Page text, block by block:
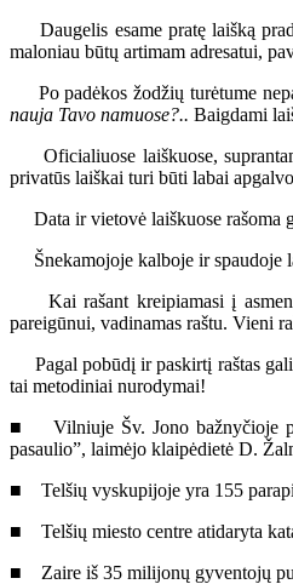
Daugelis esame pratę laišką
maloniau būtų artimam adresatui,
Po padėkos žodžių turėtume
nauja Tavo namuose?.. Baigdami
Oficialiuose laiškuose,
privatūs laiškai turi būti labai
Data ir vietovė laiškuose rašoma
Šnekamojoje kalboje ir spaudoje
Kai rašant kreipiamasi į asmenį,
pareigūnui, vadinamas raštu. Vieni
Pagal pobūdį ir paskirtį raštas gali
tai metodiniai nurodymai!
■ Vilniuje Šv. Jono bažnyčioje
pasaulio”, laimėjo klaipėdietė D.
■ Telšių vyskupijoje yra 155
■ Telšių miesto centre atidaryta
■ Zaire iš 35 milijonų gyventojų